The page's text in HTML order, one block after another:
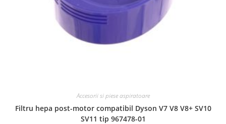
Accesorii si piese aspiratoare
Filtru hepa post-motor compatibil Dyson V7 V8 V8+ SV10
SV11 tip 967478-01